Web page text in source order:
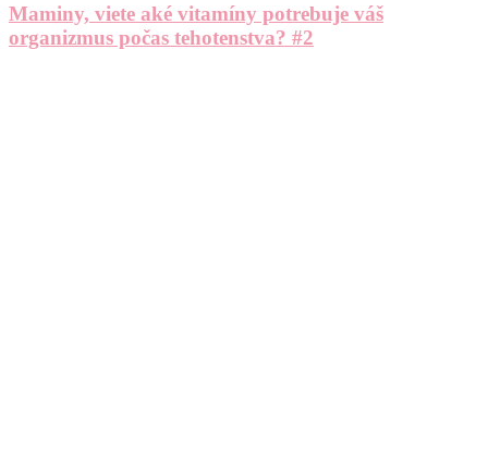
Maminy, viete aké vitamíny potrebuje váš
organizmus počas tehotenstva? #2